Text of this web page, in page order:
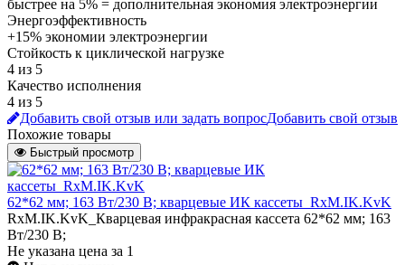
быстрее на 5% = дополнительная экономия электроэнергии
Энергоэффективность
+15% экономии электроэнергии
Стойкость к циклической нагрузке
4 из 5
Качество исполнения
4 из 5
Добавить свой отзыв или задать вопросДобавить свой отзыв
Похожие товары
Быстрый просмотр
62*62 мм; 163 Вт/230 В; кварцевые ИК кассеты_RxM.IK.KvK
RxM.IK.KvK_Кварцевая инфракрасная кассета 62*62 мм; 163
Вт/230 В;
Не указана цена за 1